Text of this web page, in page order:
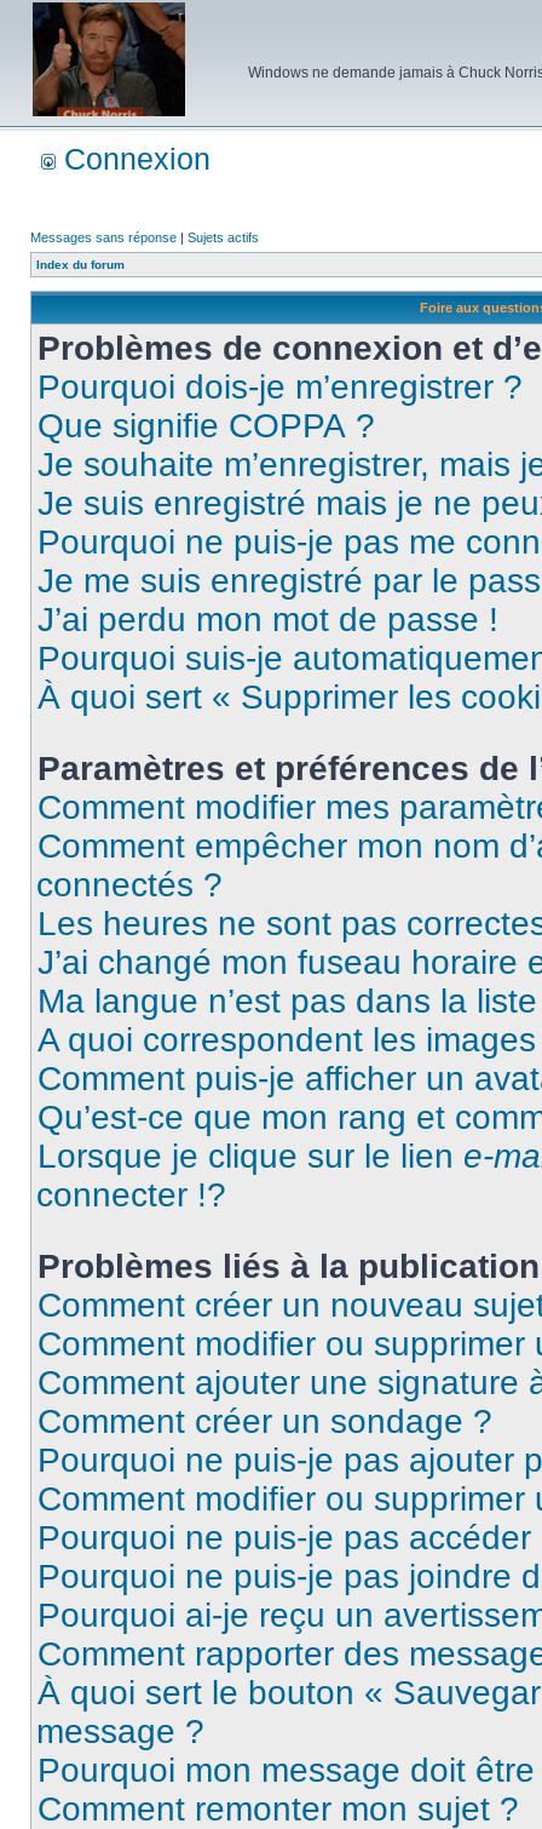
Windows ne demande jamais à Chuck
Connexion
Messages sans réponse | Sujets actifs
Index du forum
Foire aux
Problèmes de connexion et
Pourquoi dois-je m’enregistrer ?
Que signifie COPPA ?
Je souhaite m’enregistrer, mais
Je suis enregistré mais je ne
Pourquoi ne puis-je pas me
Je me suis enregistré par le
J’ai perdu mon mot de passe !
Pourquoi suis-je
À quoi sert « Supprimer les
Paramètres et préférences de
Comment modifier mes
Comment empêcher mon nom
connectés ?
Les heures ne sont pas
J’ai changé mon fuseau horaire
Ma langue n’est pas dans la
A quoi correspondent les
Comment puis-je afficher un
Qu’est-ce que mon rang et
Lorsque je clique sur le lien e-
connecter !?
Problèmes liés à la
Comment créer un nouveau
Comment modifier ou supprimer
Comment ajouter une signature
Comment créer un sondage ?
Pourquoi ne puis-je pas ajouter
Comment modifier ou supprimer
Pourquoi ne puis-je pas
Pourquoi ne puis-je pas joindre
Pourquoi ai-je reçu un
Comment rapporter des
À quoi sert le bouton «
message ?
Pourquoi mon message doit
Comment remonter mon sujet ?